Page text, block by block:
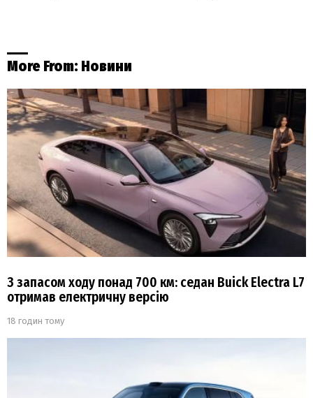
More From: Новини
З запасом ходу понад 700 км: седан Buick Electra L7
отримав електричну версію
18 годин тому